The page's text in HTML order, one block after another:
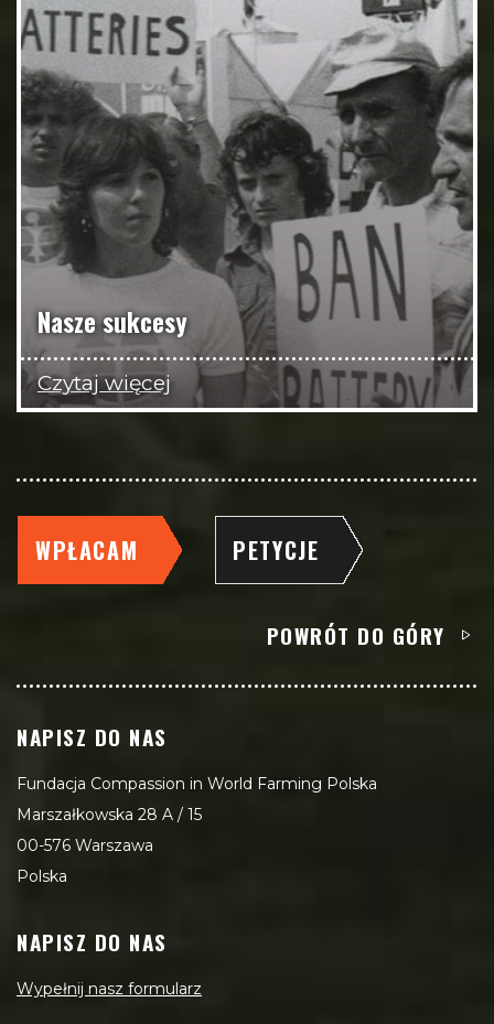
Nasze sukcesy
Czytaj więcej
WPŁACAM PETYCJE
POWRÓT DO GÓRY
NAPISZ DO NAS
Fundacja Compassion in World Farming Polska
Marszałkowska 28 A / 15
00-576 Warszawa
Polska
NAPISZ DO NAS
Wypełnij nasz formularz